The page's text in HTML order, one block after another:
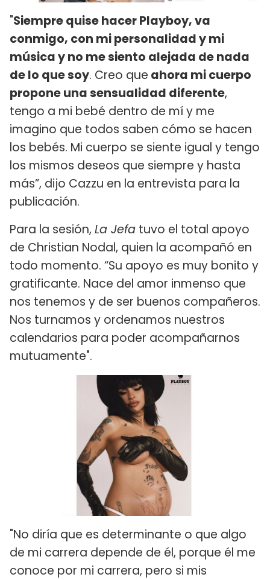
"Siempre quise hacer Playboy, va
conmigo, con mi personalidad y mi
música y no me siento alejada de nada
de lo que soy. Creo que ahora mi cuerpo
propone una sensualidad diferente,
tengo a mi bebé dentro de mí y me
imagino que todos saben cómo se hacen
los bebés. Mi cuerpo se siente igual y tengo
los mismos deseos que siempre y hasta
más”, dijo Cazzu en la entrevista para la
publicación.
Para la sesión, La Jefa tuvo el total apoyo
de Christian Nodal, quien la acompañó en
todo momento. “Su apoyo es muy bonito y
gratificante. Nace del amor inmenso que
nos tenemos y de ser buenos compañeros.
Nos turnamos y ordenamos nuestros
calendarios para poder acompañarnos
mutuamente".
"No diría que es determinante o que algo
de mi carrera depende de él, porque él me
conoce por mi carrera, pero si mis